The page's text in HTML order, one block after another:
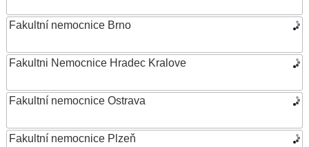
Fakultní nemocnice Brno
Fakultni Nemocnice Hradec Kralove
Fakultní nemocnice Ostrava
Fakultní nemocnice Plzeň